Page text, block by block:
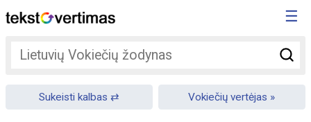
☰
Sukeisti kalbas Vokiečių vertėjas